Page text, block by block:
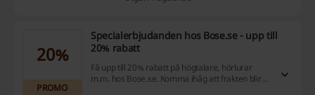
20%
PROMO
Specialerbjudanden hos Bose.se - upp till
20% rabatt
Få upp till 20% rabatt på högtalare, hörlurar
m.m. hos Bose.se. Komma ihåg att frakten blir